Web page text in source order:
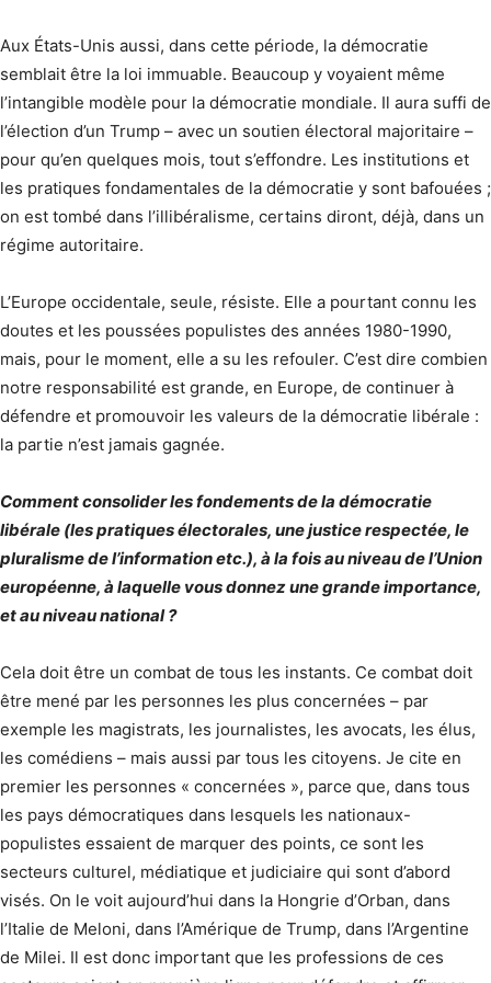
Aux États-Unis aussi, dans cette période, la démocratie
semblait être la loi immuable. Beaucoup y voyaient même
l’intangible modèle pour la démocratie mondiale. Il aura suffi de
l’élection d’un Trump – avec un soutien électoral majoritaire –
pour qu’en quelques mois, tout s’effondre. Les institutions et
les pratiques fondamentales de la démocratie y sont bafouées ;
on est tombé dans l’illibéralisme, certains diront, déjà, dans un
régime autoritaire.
L’Europe occidentale, seule, résiste. Elle a pourtant connu les
doutes et les poussées populistes des années 1980-1990,
mais, pour le moment, elle a su les refouler. C’est dire combien
notre responsabilité est grande, en Europe, de continuer à
défendre et promouvoir les valeurs de la démocratie libérale :
la partie n’est jamais gagnée.
Comment consolider les fondements de la démocratie
libérale (les pratiques électorales, une justice respectée, le
pluralisme de l’information etc.), à la fois au niveau de l’Union
européenne, à laquelle vous donnez une grande importance,
et au niveau national ?
Cela doit être un combat de tous les instants. Ce combat doit
être mené par les personnes les plus concernées – par
exemple les magistrats, les journalistes, les avocats, les élus,
les comédiens – mais aussi par tous les citoyens. Je cite en
premier les personnes « concernées », parce que, dans tous
les pays démocratiques dans lesquels les nationaux-
populistes essaient de marquer des points, ce sont les
secteurs culturel, médiatique et judiciaire qui sont d’abord
visés. On le voit aujourd’hui dans la Hongrie d’Orban, dans
l’Italie de Meloni, dans l’Amérique de Trump, dans l’Argentine
de Milei. Il est donc important que les professions de ces